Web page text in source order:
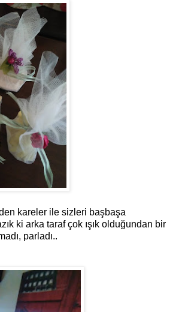
kareler ile sizleri başbaşa
ki arka taraf çok ışık olduğundan bir
parladı..